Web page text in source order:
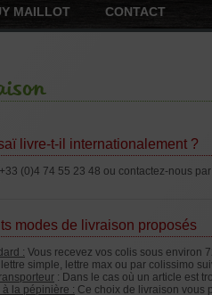
MAILLOT CONTACT
livre-t-il internationalement ?
(0)4 74 55 23 48 ou contactez-nous
modes de livraison proposés
: Vous recevez vos colis sous environ
simple, lettre max ou par colissimo
: Dans le cas où un article est
la pépinière : Ce choix de livraison vous